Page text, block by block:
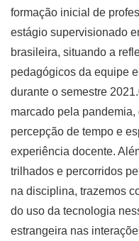
formação inicial de
estágio supervisionado
brasileira, situando a
pedagógicos da equipe
durante o semestre
marcado pela
percepção de tempo e
experiência docente.
trilhados e percorridos
na disciplina, trazemos
do uso da tecnologia
estrangeira nas